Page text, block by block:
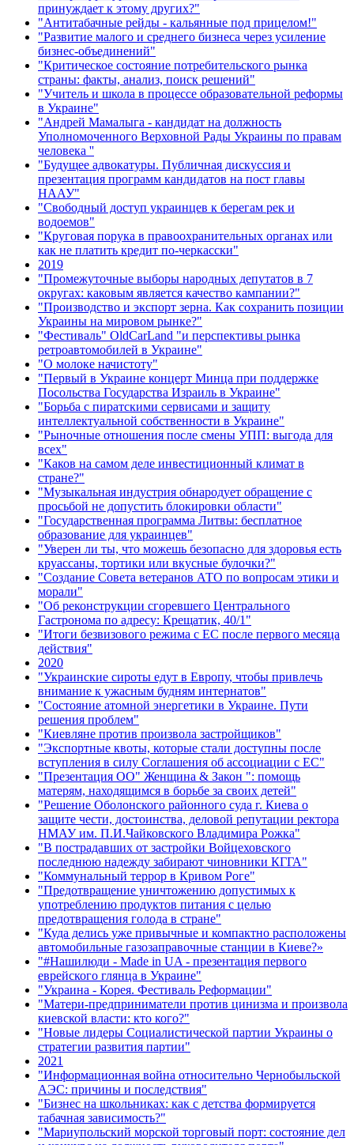
принуждает к этому других?"
"Антитабачные рейды - кальянные под прицелом!"
"Развитие малого и среднего бизнеса через усиление
бизнес-объединений"
"Критическое состояние потребительского рынка
страны: факты, анализ, поиск решений"
"Учитель и школа в процессе образовательной реформы
в Украине"
"Андрей Мамалыга - кандидат на должность
Уполномоченного Верховной Рады Украины по правам
человека ''
"Будущее адвокатуры. Публичная дискуссия и
презентация программ кандидатов на пост главы
НААУ"
"Свободный доступ украинцев к берегам рек и
водоемов"
"Круговая порука в правоохранительных органах или
как не платить кредит по-черкасски"
2019
"Промежуточные выборы народных депутатов в 7
округах: каковым является качество кампании?"
"Производство и экспорт зерна. Как сохранить позиции
Украины на мировом рынке?"
"Фестиваль" OldCarLand "и перспективы рынка
ретроавтомобилей в Украине"
"О молоке начистоту"
"Первый в Украине концерт Минца при поддержке
Посольства Государства Израиль в Украине"
"Борьба с пиратскими сервисами и защиту
интеллектуальной собственности в Украине"
"Рыночные отношения после смены УПП: выгода для
всех"
"Каков на самом деле инвестиционный климат в
стране?"
"Музыкальная индустрия обнародует обращение с
просьбой не допустить блокировки области"
"Государственная программа Литвы: бесплатное
образование для украинцев"
"Уверен ли ты, что можешь безопасно для здоровья есть
круассаны, тортики или вкусные булочки?"
"Создание Совета ветеранов АТО по вопросам этики и
морали"
"Об реконструкции сгоревшего Центрального
Гастронома по адресу: Крещатик, 40/1"
"Итоги безвизового режима с ЕС после первого месяца
действия"
2020
"Украинские сироты едут в Европу, чтобы привлечь
внимание к ужасным будням интернатов"
"Состояние атомной энергетики в Украине. Пути
решения проблем"
"Киевляне против произвола застройщиков"
"Экспортные квоты, которые стали доступны после
вступления в силу Соглашения об ассоциации с ЕС"
"Презентация ОО" Женщина & Закон ": помощь
матерям, находящимся в борьбе за своих детей"
"Решение Оболонского районного суда г. Киева о
защите чести, достоинства, деловой репутации ректора
НМАУ им. П.И.Чайковского Владимира Рожка"
"В пострадавших от застройки Войцеховского
последнюю надежду забирают чиновники КГГА"
"Коммунальный террор в Кривом Роге"
"Предотвращение уничтожению допустимых к
употреблению продуктов питания с целью
предотвращения голода в стране"
"Куда делись уже привычные и компактно расположены
автомобильные газозаправочные станции в Киеве?»
"#Нашилюди - Made in UA - презентация первого
еврейского глянца в Украине"
"Украина - Корея. Фестиваль Реформации"
"Матери-предприниматели против цинизма и произвола
киевской власти: кто кого?"
"Новые лидеры Социалистической партии Украины о
стратегии развития партии"
2021
"Информационная война относительно Чернобыльской
АЭС: причины и последствия"
"Бизнес на школьниках: как с детства формируется
табачная зависимость?"
"Мариупольский морской торговый порт: состояние дел